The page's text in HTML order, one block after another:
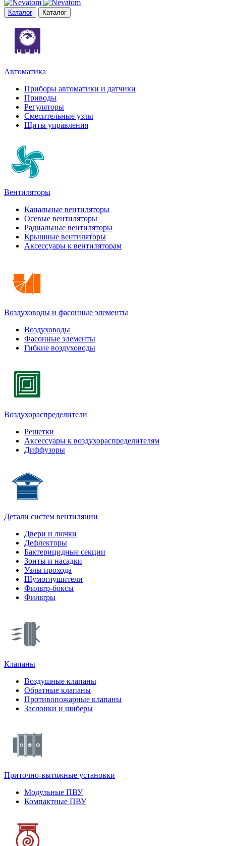
Каталог Каталог
Автоматика
Приборы автоматики и датчики
Приводы
Регуляторы
Смесительные узлы
Щиты управления
Вентиляторы
Канальные вентиляторы
Осевые вентиляторы
Радиальные вентиляторы
Крышные вентиляторы
Аксессуары к вентиляторам
Воздуховоды и фасонные элементы
Воздуховоды
Фасонные элементы
Гибкие воздуховоды
Воздухораспределители
Решетки
Аксессуары к воздухораспределителям
Диффузоры
Детали систем вентиляции
Двери и лючки
Дефлекторы
Бактерицидные секции
Зонты и насадки
Узлы прохода
Шумоглушители
Фильтр-боксы
Фильтры
Клапаны
Воздушные клапаны
Обратные клапаны
Противопожарные клапаны
Заслонки и шиберы
Приточно-вытяжные установки
Модульные ПВУ
Компактные ПВУ